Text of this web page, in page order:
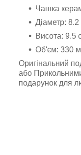
Чашка
Діаметр: 8.2
Висота: 9.5
Об'єм: 330
Оригінальний
або
подарунок для